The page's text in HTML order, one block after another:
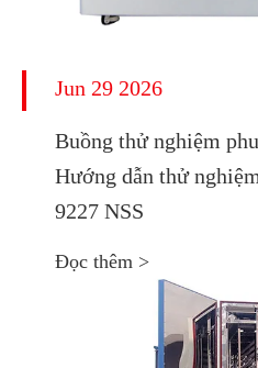
Jun 29 2026
Buồng thử nghiệm
Hướng dẫn thử
9227 NSS
Đọc thêm >